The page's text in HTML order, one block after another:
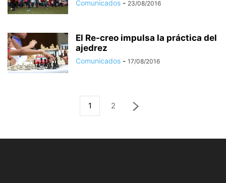
Comunicados - 23/08/2016
El Re-creo impulsa la práctica del
ajedrez
Comunicados - 17/08/2016
1 2